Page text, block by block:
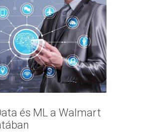
és ML a Walmart